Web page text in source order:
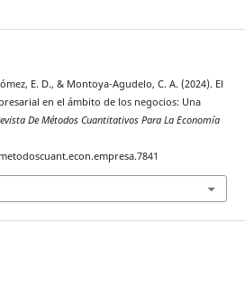
E. D., & Montoya-Agudelo, C. A. (2024). El
en el ámbito de los negocios: Una
De Métodos Cuantitativos Para La Economía